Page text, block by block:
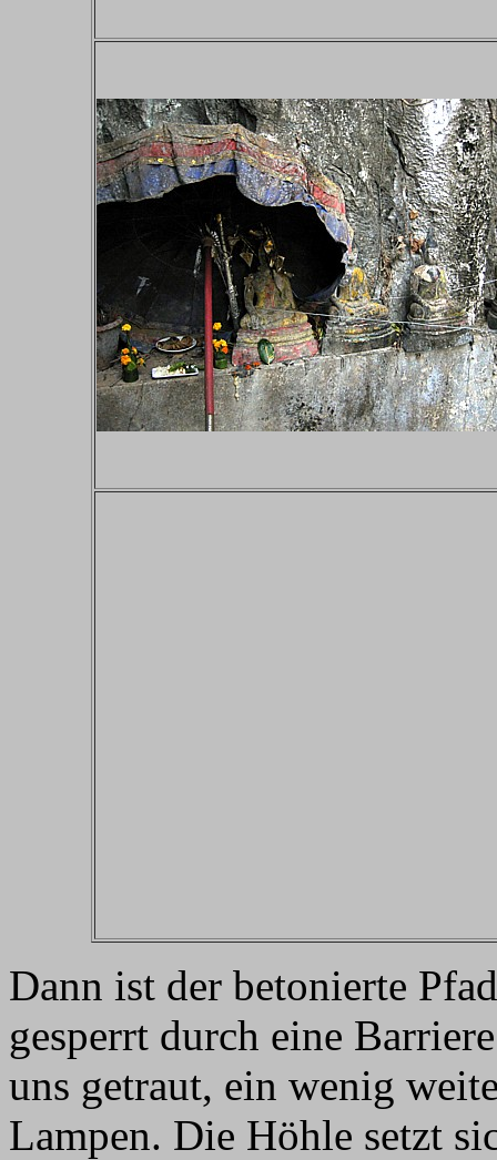
Dann ist der betonierte
gesperrt durch eine
uns getraut, ein wenig
Lampen. Die Höhle setzt